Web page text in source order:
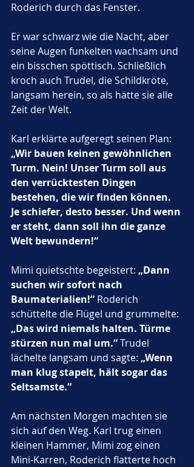
Roderich durch das Fenster.
Er war schwarz wie die Nacht, aber
seine Augen funkelten wachsam und
ein bisschen spöttisch. Schließlich
kroch auch Trudel, die Schildkröte,
langsam herein, so als hätte sie alle
Zeit der Welt.
Karl erklärte aufgeregt seinen Plan:
„Wir bauen keinen gewöhnlichen
Turm. Nein! Unser Turm soll aus
den verrücktesten Dingen
bestehen, die wir finden können.
Je schiefer, desto besser. Und wenn
er steht, dann soll ihn die ganze
Welt bewundern!“
Mimi quietschte begeistert: „Dann
suchen wir sofort nach
Baumaterialien!“ Roderich
schüttelte die Flügel und grummelte:
„Das wird niemals halten. Türme
stürzen nun mal um.“ Trudel
lächelte langsam und sagte: „Wenn
man klug stapelt, hält sogar das
Seltsamste.“
Am nächsten Morgen machten sie
sich auf den Weg. Karl trug einen
kleinen Hammer, Mimi zog einen
Mini-Karren, Roderich flatterte hoch